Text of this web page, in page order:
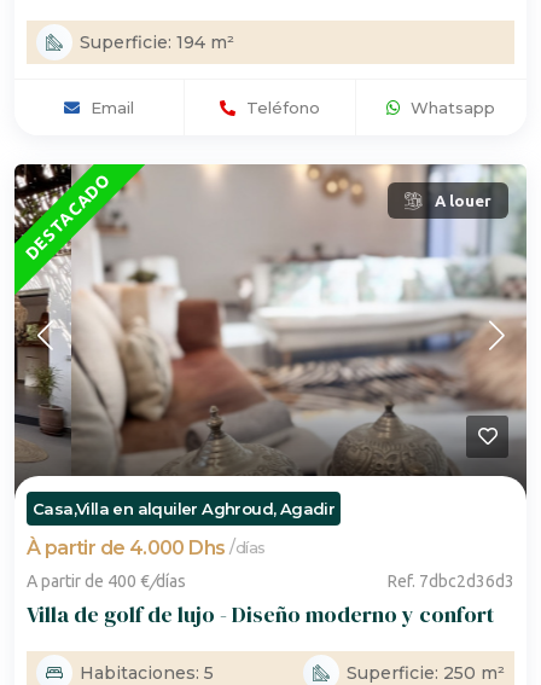
Superficie: 194 m²
Email Teléfono Whatsapp
DESTACADO A louer
Casa,Villa en alquiler Aghroud, Agadir
À partir de 4.000 Dhs /días
A partir de 400 €/días Ref. 7dbc2d36d3
Villa de golf de lujo - Diseño moderno y confort
Habitaciones: 5 Superficie: 250 m²